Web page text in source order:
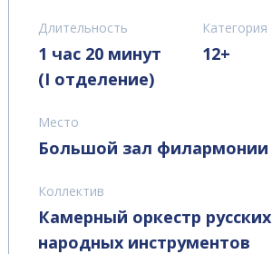
Длительность
1 час 20 минут
(I отделение)
Категория
12+
Место
Большой зал филармонии
Коллектив
Камерный оркестр русских
народных инструментов